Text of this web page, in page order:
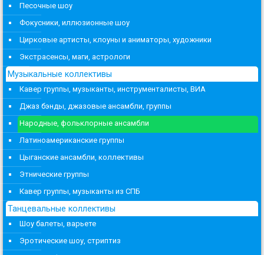
Песочные шоу
Фокусники, иллюзионные шоу
Цирковые артисты, клоуны и аниматоры, художники
Экстрасенсы, маги, астрологи
Музыкальные коллективы
Кавер группы, музыканты, инструменталисты, ВИА
Джаз бэнды, джазовые ансамбли, группы
Народные, фольклорные ансамбли
Латиноамериканские группы
Цыганские ансамбли, коллективы
Этнические группы
Кавер группы, музыканты из СПБ
Танцевальные коллективы
Шоу балеты, варьете
Эротические шоу, стриптиз